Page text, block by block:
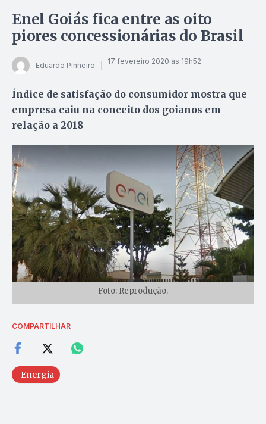
Enel Goiás fica entre as oito
piores concessionárias do Brasil
Eduardo Pinheiro 17 fevereiro 2020 às 19h52
Índice de satisfação do consumidor mostra que
empresa caiu na conceito dos goianos em
relação a 2018
Foto: Reprodução.
COMPARTILHAR
Energia